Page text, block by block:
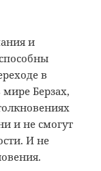
и
в
Берзах,
и не смогут
И не